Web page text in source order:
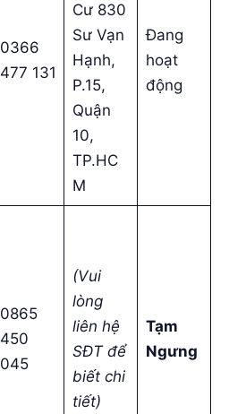
0366
477 131
Cư 830
Sư Vạn
Hạnh,
P.15,
Quận
10,
TP.HC
M
Đang
hoạt
động
0865
450
045
(Vui
lòng
liên hệ
SĐT để
biết chi
tiết)
Tạm
Ngưng